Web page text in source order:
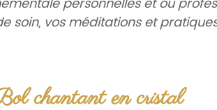
personnelles et ou
soin, vos méditations et
de Haute Qualité.
chantant en cristal